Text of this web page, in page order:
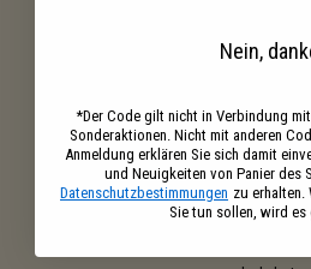
Kostenloser
ab 39€
Nein,
*Der Code gilt nicht in Verbindung
Sonderaktionen. Nicht mit anderen
Anmeldung erklären Sie sich damit
und Neuigkeiten von Panier des
Datenschutzbestimmungen zu erhalten.
Sie tun sollen, wird es